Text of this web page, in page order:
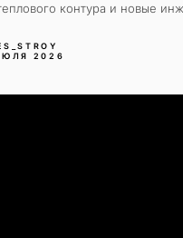
контура и новые
2026